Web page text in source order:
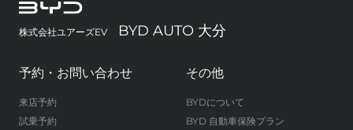
株式会社ユアーズEV BYD AUTO 大分
予約・お問い合わせ
来店予約
試乗予約
その他
BYDについて
BYD 自動車保険プラン